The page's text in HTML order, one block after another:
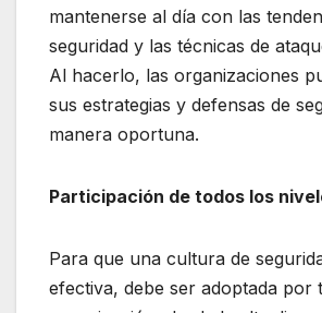
mantenerse al día con las
seguridad y las técnicas de
Al hacerlo, las organizaciones
sus estrategias y defensas de
manera oportuna.
Participación de todos los
Para que una cultura de
efectiva, debe ser adoptada por